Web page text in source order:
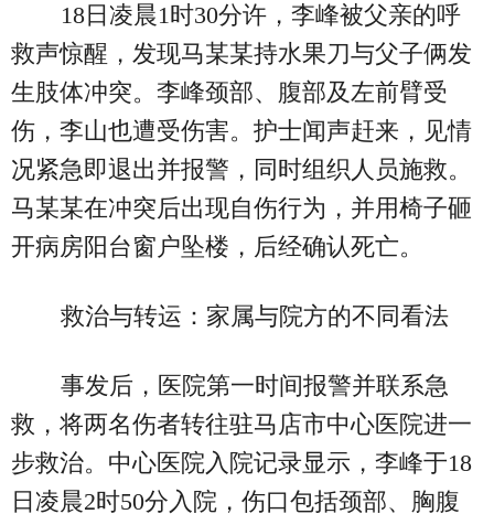
18日凌晨1时30分许，李峰被父亲的呼
救声惊醒，发现马某某持水果刀与父子俩发
生肢体冲突。李峰颈部、腹部及左前臂受
伤，李山也遭受伤害。护士闻声赶来，见情
况紧急即退出并报警，同时组织人员施救。
马某某在冲突后出现自伤行为，并用椅子砸
开病房阳台窗户坠楼，后经确认死亡。
救治与转运：家属与院方的不同看法
事发后，医院第一时间报警并联系急
救，将两名伤者转往驻马店市中心医院进一
步救治。中心医院入院记录显示，李峰于18
日凌晨2时50分入院，伤口包括颈部、胸腹